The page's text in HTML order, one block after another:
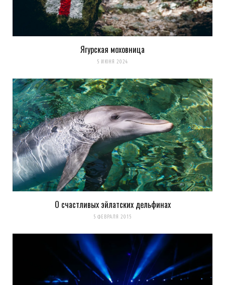
Ягурская моховница
5 ИЮНЯ 2024
О счастливых эйлатских дельфинах
5 ФЕВРАЛЯ 2015